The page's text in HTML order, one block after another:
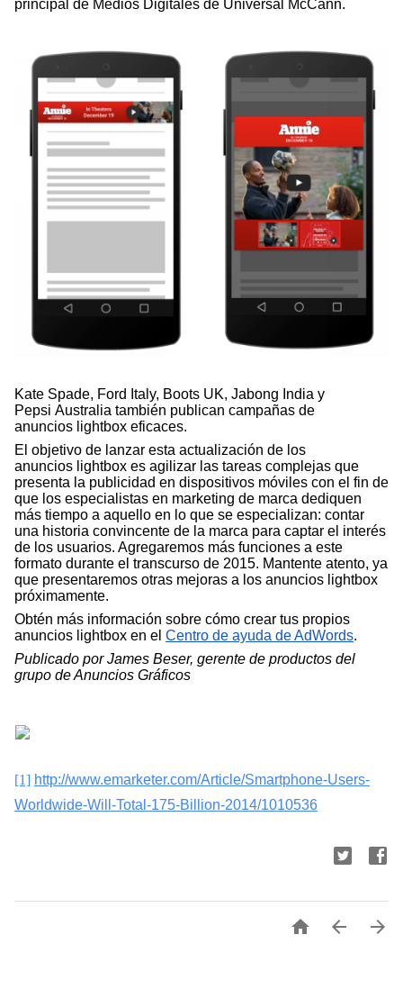
principal de Medios Digitales de Universal McCann.
Kate Spade, Ford Italy, Boots UK, Jabong India y
Pepsi Australia también publican campañas de
anuncios lightbox eficaces.
El objetivo de lanzar esta actualización de los
anuncios lightbox es agilizar las tareas complejas que
presenta la publicidad en dispositivos móviles con el fin de
que los especialistas en marketing de marca dediquen
más tiempo a aquello en lo que se especializan: contar
una historia convincente de la marca para captar el interés
de los usuarios. Agregaremos más funciones a este
formato durante el transcurso de 2015. Mantente atento, ya
que presentaremos otras mejoras a los anuncios lightbox
próximamente.
Obtén más información sobre cómo crear tus propios
anuncios lightbox en el Centro de ayuda de AdWords.
Publicado por James Beser, gerente de productos del
grupo de Anuncios Gráficos
[1] http://www.emarketer.com/Article/Smartphone-Users-
Worldwide-Will-Total-175-Billion-2014/1010536
  